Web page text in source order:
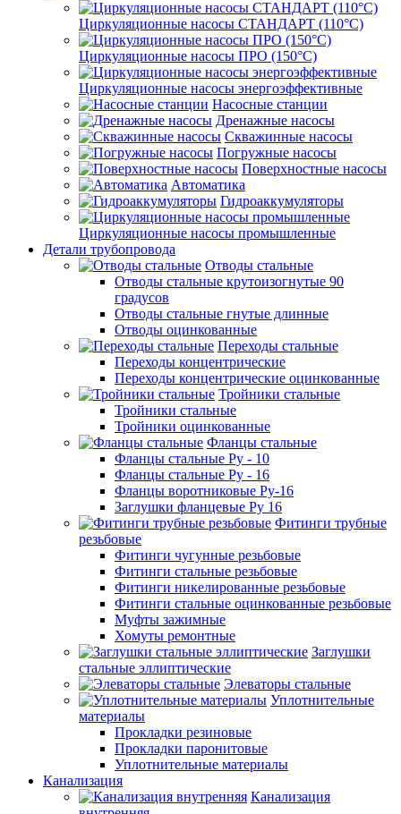
Циркуляционные насосы СТАНДАРТ (110°C)
Циркуляционные насосы ПРО (150°C)
Циркуляционные насосы энергоэффективные
Насосные станции
Дренажные насосы
Скважинные насосы
Погружные насосы
Поверхностные насосы
Автоматика
Гидроаккумуляторы
Циркуляционные насосы промышленные
Детали трубопровода
Отводы стальные
Отводы стальные крутоизогнутые 90
градусов
Отводы стальные гнутые длинные
Отводы оцинкованные
Переходы стальные
Переходы концентрические
Переходы концентрические оцинкованные
Тройники стальные
Тройники стальные
Тройники оцинкованные
Фланцы стальные
Фланцы стальные Ру - 10
Фланцы стальные Ру - 16
Фланцы воротниковые Ру-16
Заглушки фланцевые Ру 16
Фитинги трубные
резьбовые
Фитинги чугунные резьбовые
Фитинги стальные резьбовые
Фитинги никелированные резьбовые
Фитинги стальные оцинкованные резьбовые
Муфты зажимные
Хомуты ремонтные
Заглушки
стальные эллиптические
Элеваторы стальные
Уплотнительные
материалы
Прокладки резиновые
Прокладки паронитовые
Уплотнительные материалы
Канализация
Канализация